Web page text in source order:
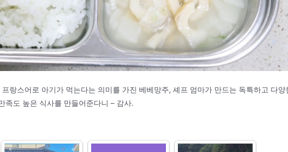
랑스어로 아기가 먹는다는 의미를 가진 베베망주, 셰프 엄마가 만드는 독특하고 다양
족도 높은 식사를 만들어준다니 – 감사.